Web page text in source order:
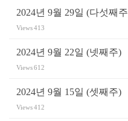
2024년 9월 29일 (다섯째
Views413
2024년 9월 22일 (넷째주)
Views612
2024년 9월 15일 (셋째주)
Views412